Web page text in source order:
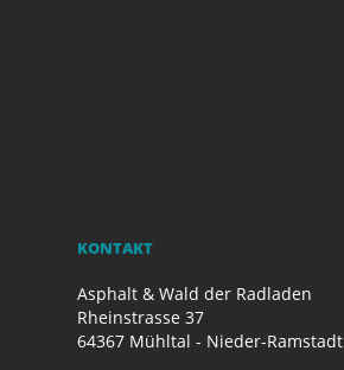
KONTAKT
Asphalt & Wald der Radladen
Rheinstrasse 37
64367 Mühltal - Nieder-Ramstadt